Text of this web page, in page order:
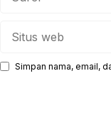
Simpan nama, email,